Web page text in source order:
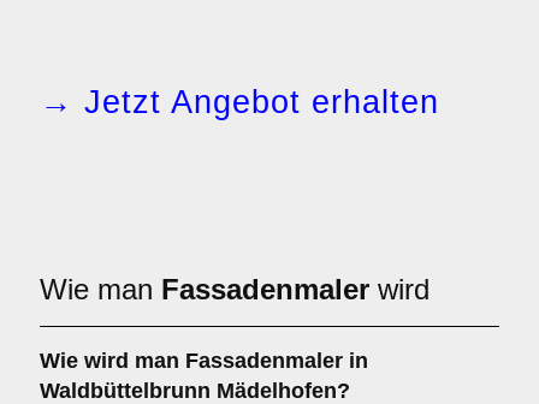
→ Jetzt Angebot erhalten
Wie man Fassadenmaler wird
Wie wird man Fassadenmaler in
Waldbüttelbrunn Mädelhofen?